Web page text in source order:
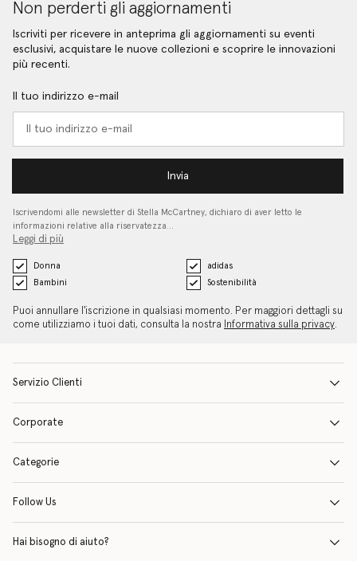
Non perderti gli aggiornamenti
Iscriviti per ricevere in anteprima gli aggiornamenti su eventi
esclusivi, acquistare le nuove collezioni e scoprire le innovazioni
più recenti.
Il tuo indirizzo e-mail
Invia
Iscrivendomi alle newsletter di Stella McCartney, dichiaro di aver letto le
informazioni relative alla riservatezza…
Leggi di più
Donna
adidas
Bambini
Sostenibilità
Puoi annullare l'iscrizione in qualsiasi momento. Per maggiori dettagli su
come utilizziamo i tuoi dati, consulta la nostra
Informativa sulla privacy.
Servizio Clienti
Corporate
Categorie
Follow Us
Hai bisogno di aiuto?